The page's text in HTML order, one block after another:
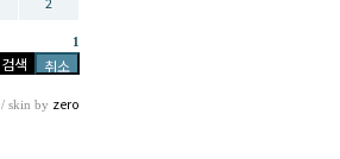
1
/ skin by zero